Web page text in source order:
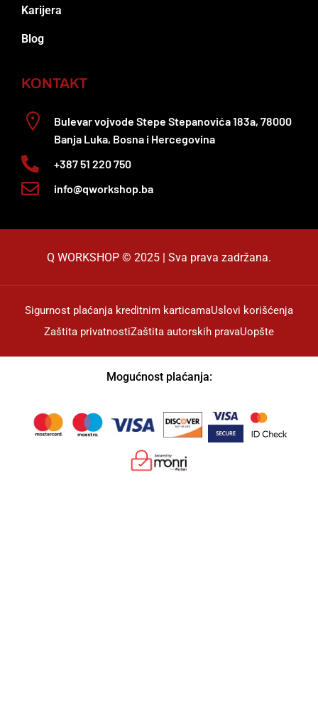
Karijera
Blog
KONTAKT
Bulevar vojvode Stepe Stepanovića 183a, 78000
Banja Luka, Bosna i Hercegovina
+387 51 220 750
info@qworkshop.ba
Q WORKSHOP © 2025 | Sva prava zadržana.
Sigurnost plaćanja kreditnim karticamaUslovi korišćenja
Zaštita privatnostiZaštita autorskih pravaUopšte
Mogućnost plaćanja: